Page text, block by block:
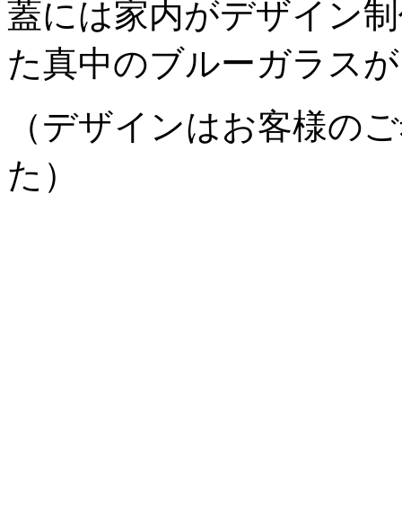
蓋には家内がデザイン
た真中のブルーガラス
（デザインはお客様の
た）